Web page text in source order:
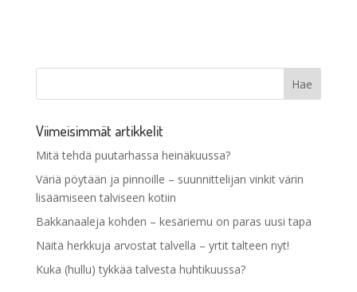
Viimeisimmät artikkelit
Mitä tehdä puutarhassa heinäkuussa?
Väriä pöytään ja pinnoille – suunnittelijan vinkit värin
lisäämiseen talviseen kotiin
Bakkanaaleja kohden – kesäriemu on paras uusi tapa
Näitä herkkuja arvostat talvella – yrtit talteen nyt!
Kuka (hullu) tykkää talvesta huhtikuussa?